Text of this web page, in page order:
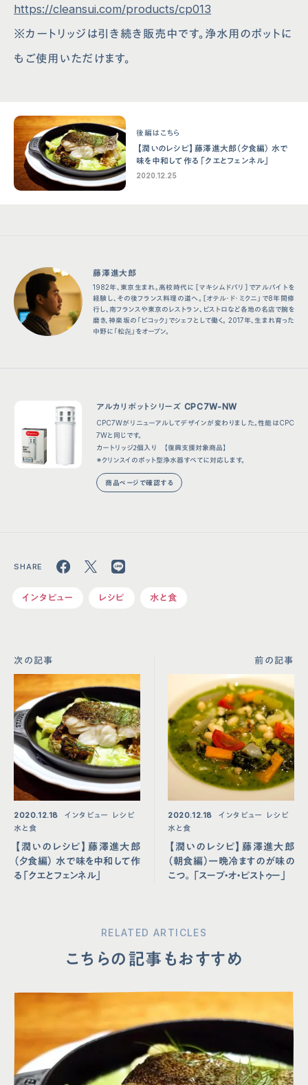
https://cleansui.com/products/cp013
※カートリッジは引き続き販売中です。浄水用のポットに
もご使用いただけます。
後編はこちら
【潤いのレシピ】藤澤進⼤郎（⼣⾷編） ⽔で
味を中和して作る「クエとフェンネル」
2020.12.25
藤澤進⼤郎
1982年、東京⽣まれ。⾼校時代に［マキシムドパリ］でアルバイトを
経験し、その後フランス料理の道へ。［オテル・ド・ミクニ」で8年間修
⾏し、南フランスや東京のレストラン、ビストロなど各地の名店で腕を
磨き、神楽坂の「ビコック」でシェフとして働く。 2017年、⽣まれ育った
中野に「松㐂」をオープン。
アルカリポットシリーズ CPC7W-NW
CPC7Wがリニューアルしてデザインが変わりました。性能はCPC
7Wと同じです。
カートリッジ２個入り 【復興支援対象商品】
＊クリンスイのポット型浄水器すべてに対応します。
商品ページで確認する
インタビュー レシピ 水と食
次の記事
2020.12.18 インタビュー
レシピ
水と食
【潤いのレシピ】藤澤進⼤郎
（⼣⾷編） ⽔で味を中和して作
る「クエとフェンネル」
前の記事
2020.12.18 インタビュー
レシピ
水と食
【潤いのレシピ】藤澤進⼤郎
（朝⾷編）⼀晩冷ますのが味の
こつ。「スープ・オ・ピストゥー」
RELATED ARTICLES
こちらの記事もおすすめ